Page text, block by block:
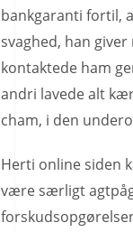
bankgaranti fortil,
svaghed, han
kontaktede ham
andri lavede alt
cham, i den
Herti online siden
være særligt